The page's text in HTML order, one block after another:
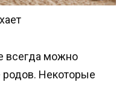
всегда можно
Некоторые